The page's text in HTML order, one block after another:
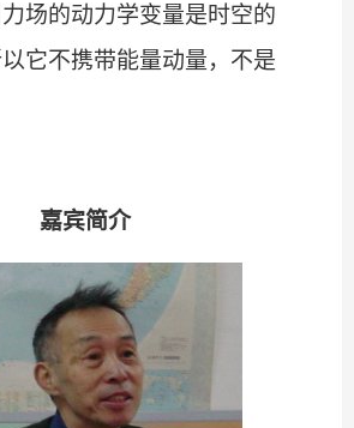
场的动力学变量是时空的
它不携带能量动量，不是
嘉宾简介